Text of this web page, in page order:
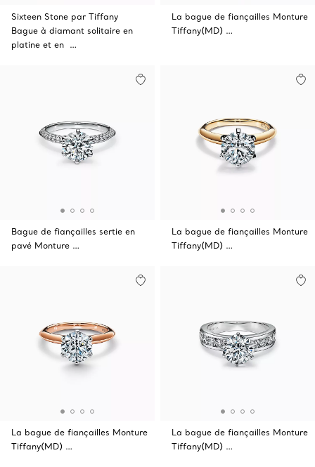
Sixteen Stone par Tiffany
Bague à diamant solitaire en
platine et en …
La bague de fiançailles Monture
Tiffany(MD) …
Bague de fiançailles sertie en
pavé Monture …
La bague de fiançailles Monture
Tiffany(MD) …
La bague de fiançailles Monture
Tiffany(MD) …
La bague de fiançailles Monture
Tiffany(MD) …